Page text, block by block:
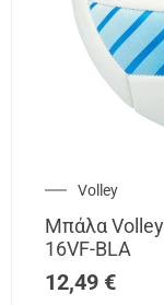
Volley
Μπάλα
16VF-BLA
12,49 €